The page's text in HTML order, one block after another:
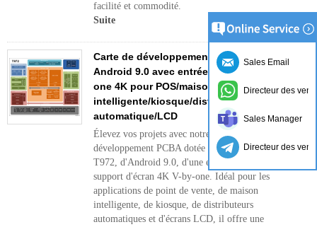
facilité et commodité.
Suite
Carte de développement PCBA Amlogic T972
Android 9.0 avec entrée HDMI et écran V-by-
one 4K pour POS/maison
intelligente/kiosque/distributeur
automatique/LCD
Élevez vos projets avec notre carte de
développement PCBA dotée du chipset Amlogic
T972, d'Android 9.0, d'une entrée HDMI et d'un
support d'écran 4K V-by-one. Idéal pour les
applications de point de vente, de maison
intelligente, de kiosque, de distributeurs
automatiques et d'écrans LCD, il offre une
Sales Email
Directeur des
Sales Manager
Directeur des